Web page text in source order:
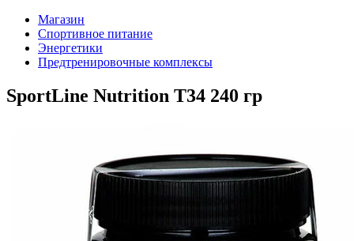
Магазин
Спортивное питание
Энергетики
Предтренировочные комплексы
SportLine Nutrition T34 240 гр